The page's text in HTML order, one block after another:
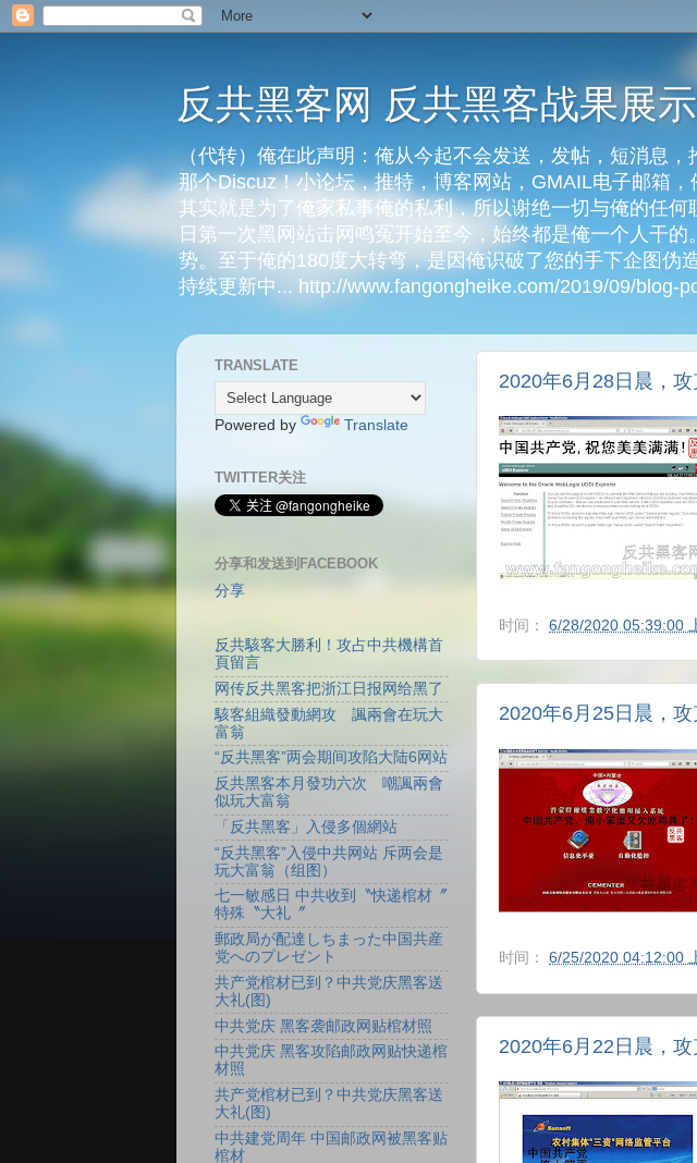
反共黑客网 反共黑客战果展
（代转）俺在此声明：俺从今起不会发送，发帖，短消息
那个Discuz！小论坛，推特，博客网站，GMAIL电子邮箱
其实就是为了俺家私事俺的私利，所以谢绝一切与俺的任
日第一次黑网站击网鸣冤开始至今，始终都是俺一个人干
势。至于俺的180度大转弯，是因俺识破了您的手下企图伪
持续更新中... http://www.fangongheike.com/2019/09/blog-
2020年6月28日晨，
时间： 6/28/2020 05:39:00
2020年6月25日晨，
时间： 6/25/2020 04:12:00
2020年6月22日晨，
TRANSLATE
Powered by Translate
TWITTER关注
分享和发送到FACEBOOK
分享
反共駭客大勝利！攻占中共機構首
頁留言
网传反共黑客把浙江日报网给黑了
駭客組織發動網攻 諷兩會在玩大
富翁
“反共黑客”两会期间攻陷大陆6网站
反共黑客本月發功六次 嘲諷兩會
似玩大富翁
「反共黑客」入侵多個網站
“反共黑客”入侵中共网站 斥两会是
玩大富翁（组图）
七一敏感日 中共收到〝快递棺材〞
特殊〝大礼〞
郵政局が配達しちまった中国共産
党へのプレゼント
共产党棺材已到？中共党庆黑客送
大礼(图)
中共党庆 黑客袭邮政网贴棺材照
中共党庆 黑客攻陷邮政网贴快递棺
材照
共产党棺材已到？中共党庆黑客送
大礼(图)
中共建党周年 中国邮政网被黑客贴
棺材